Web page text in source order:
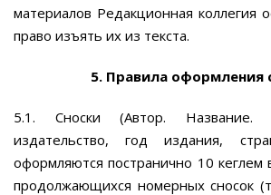
материалов Редакционная коллегия
право изъять их из текста.
5. Правила оформления
5.1. Сноски (Автор. Название.
издательство, год издания,
оформляются постранично 10
продолжающихся номерных сносок